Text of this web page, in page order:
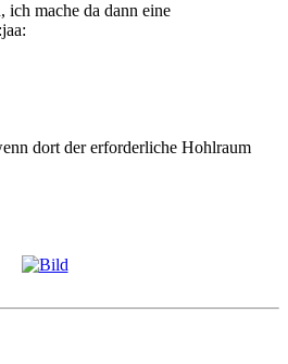
ich mache da dann eine
dort der erforderliche Hohlraum